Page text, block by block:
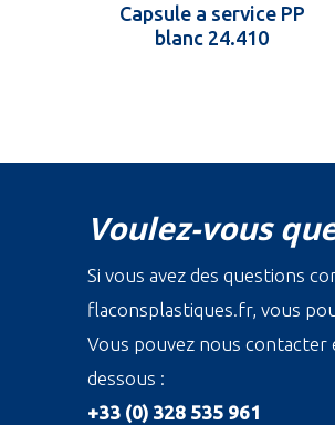
Capsule a service PP
blanc 24.410
Voulez-vous
Si vous avez des questions
flaconsplastiques.fr, vous
Vous pouvez nous
dessous :
+33 (0) 328 535 961